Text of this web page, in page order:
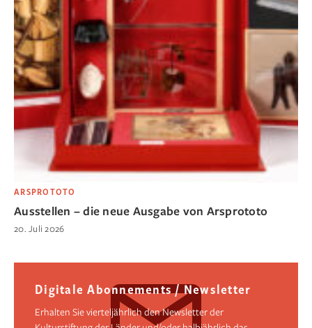
ARSPROTOTO
Ausstellen – die neue Ausgabe von Arsprototo
20. Juli 2026
Digitale Abonnements / Newsletter
Erhalten Sie vierteljährlich den Newsletter der